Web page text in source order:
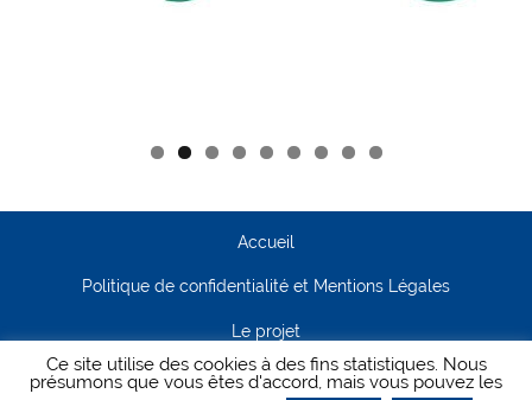
Accueil
Politique de confidentialité et Mentions Légales
Le projet
Contact
Ce site utilise des cookies à des fins statistiques. Nous
présumons que vous êtes d'accord, mais vous pouvez les